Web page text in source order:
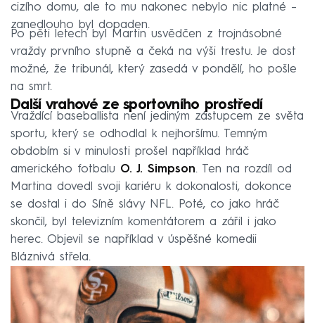
cizího domu, ale to mu nakonec nebylo nic platné –
zanedlouho byl dopaden.
Po pěti letech byl Martin usvědčen z trojnásobné
vraždy prvního stupně a čeká na výši trestu. Je dost
možné, že tribunál, který zasedá v pondělí, ho pošle
na smrt.
Další vrahové ze sportovního prostředí
Vraždící baseballista není jediným zástupcem ze světa
sportu, který se odhodlal k nejhoršímu. Temným
obdobím si v minulosti prošel například hráč
amerického fotbalu O. J. Simpson. Ten na rozdíl od
Martina dovedl svoji kariéru k dokonalosti, dokonce
se dostal i do Síně slávy NFL. Poté, co jako hráč
skončil, byl televizním komentátorem a zářil i jako
herec. Objevil se například v úspěšné komedii
Bláznivá střela.